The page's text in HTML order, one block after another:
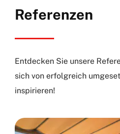
Referenzen
Entdecken Sie unsere
sich von erfolgreich
inspirieren!